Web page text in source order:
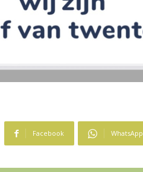
Facebook WhatsApp